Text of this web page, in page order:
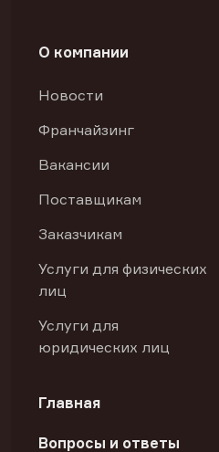
О компании
Новости
Франчайзинг
Вакансии
Поставщикам
Заказчикам
Услуги для физических
лиц
Услуги для
юридических лиц
Главная
Вопросы и ответы